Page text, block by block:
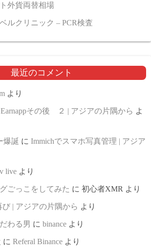
外貨両替相場
ルクリニック – PCR検査
最近のコメント
より
Earnappその後 ２ | アジアの片隅から よ
爆誕 に Immichでスマホ写真管理 | アジア
live より
ごっこをしてみた に 初心者XMR より
び | アジアの片隅から より
わる男 に binance より
に Referal Binance より